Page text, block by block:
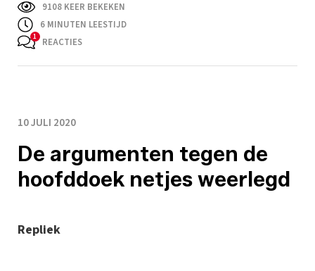
9108 KEER BEKEKEN
6 MINUTEN LEESTIJD
REACTIES
10 JULI 2020
De argumenten tegen de
hoofddoek netjes weerlegd
Repliek